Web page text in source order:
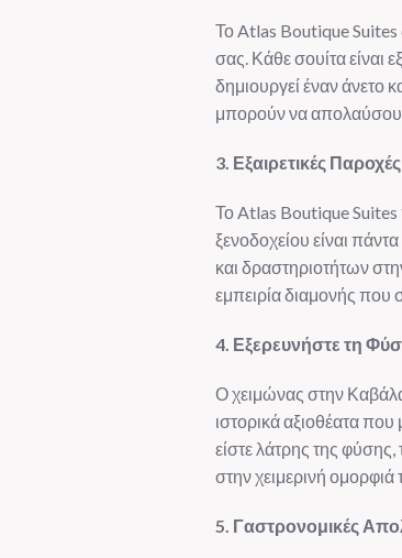
Το Atlas Boutique Suites
σας. Κάθε σουίτα
δημιουργεί έναν άνετο
μπορούν να
3. Εξαιρετικές
Το Atlas Boutique Suites
ξενοδοχείου είναι
και δραστηριοτήτων
εμπειρία διαμονής που
4. Εξερευνήστε τη
Ο χειμώνας στην Καβάλα
ιστορικά αξιοθέατα
είστε λάτρης της
στην χειμερινή
5. Γαστρονομικές